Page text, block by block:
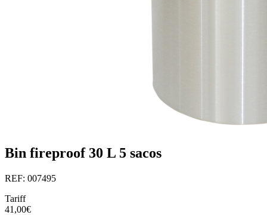
Bin fireproof 30 L 5 sacos
REF: 007495
Tariff
41,00€